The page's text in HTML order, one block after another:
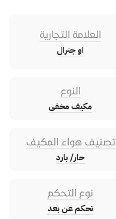
العلامة التجارية
او جنرال
النوع
مكيف مخفى
تصنيف هواء المكيف
حار/ بارد
نوع التحكم
تحكم عن بعد